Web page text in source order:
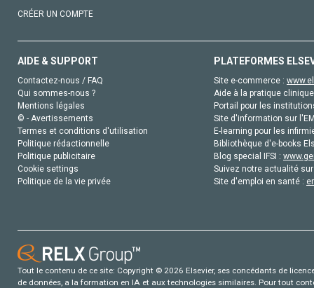
CRÉER UN COMPTE
AIDE & SUPPORT
Contactez-nous / FAQ
Qui sommes-nous ?
Mentions légales
© - Avertissements
Termes et conditions d'utilisation
Politique rédactionnelle
Politique publicitaire
Cookie settings
Politique de la vie privée
PLATEFORMES
Site e-commerce :
Aide à la pratique
Portail pour les
Site d'information sur
E-learning pour les
Bibliothèque d'e-books
Blog special IFSI :
Suivez notre actualité
Site d'emploi en santé :
Tout le contenu de ce site: Copyright © 2026 Elsevier, ses concédants de
de données, a la formation en IA et aux technologies similaires. Pour tout